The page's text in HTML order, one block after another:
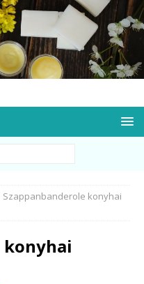
Szappanbanderole konyhai
konyhai